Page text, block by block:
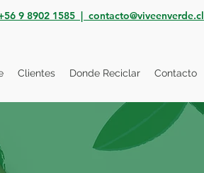
9 8902 1585 | contacto@viveenverde.cl
Clientes Donde Reciclar Contacto